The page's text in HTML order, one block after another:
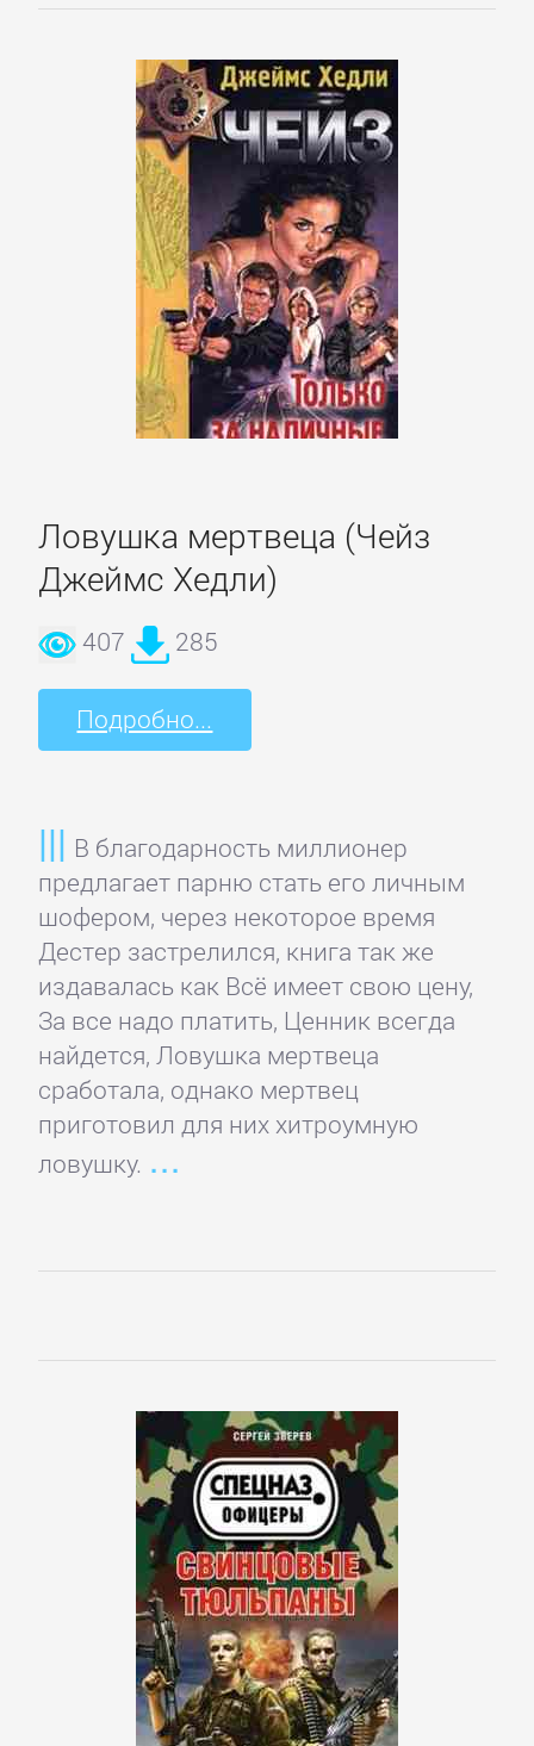
Ловушка мертвеца (Чейз
Джеймс Хедли)
407 285
Подробно...
В благодарность миллионер
предлагает парню стать его личным
шофером, через некоторое время
Дестер застрелился, книга так же
издавалась как Всё имеет свою цену,
За все надо платить, Ценник всегда
найдется, Ловушка мертвеца
сработала, однако мертвец
приготовил для них хитроумную
ловушку.
ИСКУССТВО
Кинематограф,
КЛАССИКА
Древневосточная
Зарубежная
классика
Классическая
проза
века
Литература
20
века
Мифы.
Легенды.
Эпос
литература
Старинная
литература:
КОМПЬЮТЕРНАЯ
ЛИТЕРАТУРА